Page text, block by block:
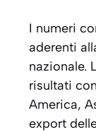
I numeri
aderenti
nazionale.
risultati
America,
export